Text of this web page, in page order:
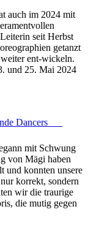
auch im 2024 mit
seit Herbst
getanzt
ent-wickeln.
und 25. Mai 2024
Dancers
mit Schwung
von Mägi haben
und konnten unsere
korrekt, sondern
wir die traurige
die mutig gegen